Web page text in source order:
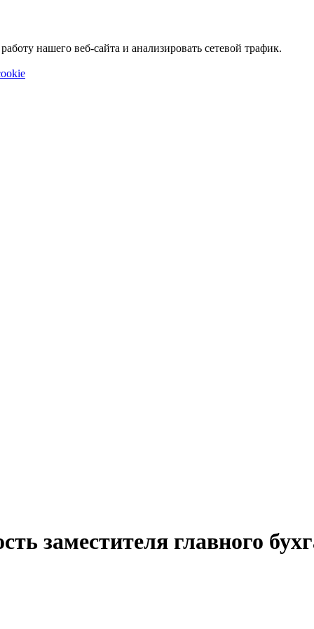
нашего веб-сайта и анализировать сетевой трафик.
заместителя главного